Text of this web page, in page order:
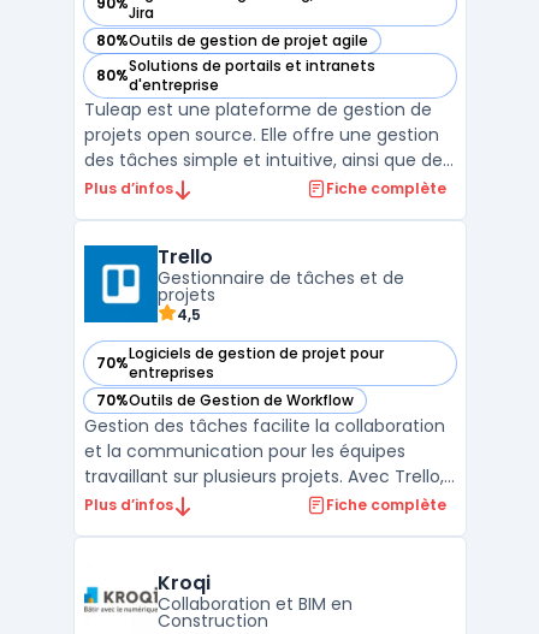
Jira
— voir Tuleap dans cette catégorie
80%Outils de gestion de projet agile
— voir Tuleap dans cette catégorie
80%Solutions de portails et intranets
d'entreprise
— voir Tuleap dans cette catégorie
Tuleap est une plateforme de gestion de
projets open source. Elle offre une gestion
des tâches simple et intuitive, ainsi que des
fonctionnalités de gestion de versions,
travailler ensemble de manière efficace en
fournissant ...
Plus d’infos Fiche complète
Trello
Gestionnaire de tâches et de
projets
4,5
70%Logiciels de gestion de projet pour
entreprises
— voir Trello dans cette catégorie
70%Outils de Gestion de Workflow
— voir Trello dans cette catégorie
Gestion des tâches facilite la collaboration
et la communication pour les équipes
travaillant sur plusieurs projets. Avec Trello,
vous pouvez créer des tableaux pour
échéances. Vous pouvez également joindre
des fichiers, des ...
Plus d’infos Fiche complète
Kroqi
Collaboration et BIM en
Construction